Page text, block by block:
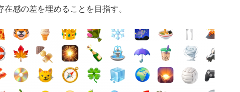
在感の差を埋めることを目指す。